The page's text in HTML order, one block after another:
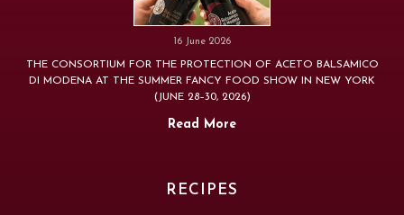
16 June 2026
THE CONSORTIUM FOR THE PROTECTION OF ACETO BALSAMICO
DI MODENA AT THE SUMMER FANCY FOOD SHOW IN NEW YORK
(JUNE 28–30, 2026)
Read More
RECIPES